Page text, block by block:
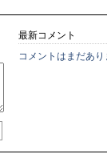
最新コメント
コメントはまだあり